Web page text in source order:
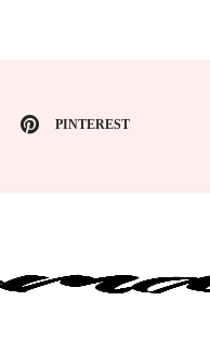
PINTEREST